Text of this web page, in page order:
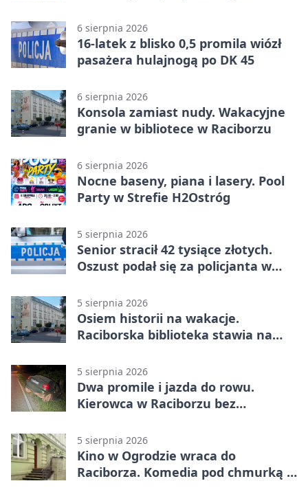
6 sierpnia 2026
16-latek z blisko 0,5 promila wiózł
pasażera hulajnogą po DK 45
6 sierpnia 2026
Konsola zamiast nudy. Wakacyjne
granie w bibliotece w Raciborzu
6 sierpnia 2026
Nocne baseny, piana i lasery. Pool
Party w Strefie H2Ostróg
5 sierpnia 2026
Senior stracił 42 tysiące złotych.
Oszust podał się za policjanta w
5 sierpnia 2026
Osiem historii na wakacje.
Raciborska biblioteka stawia na
5 sierpnia 2026
Dwa promile i jazda do rowu.
Kierowca w Raciborzu bez
5 sierpnia 2026
Kino w Ogrodzie wraca do
Raciborza. Komedia pod chmurką w